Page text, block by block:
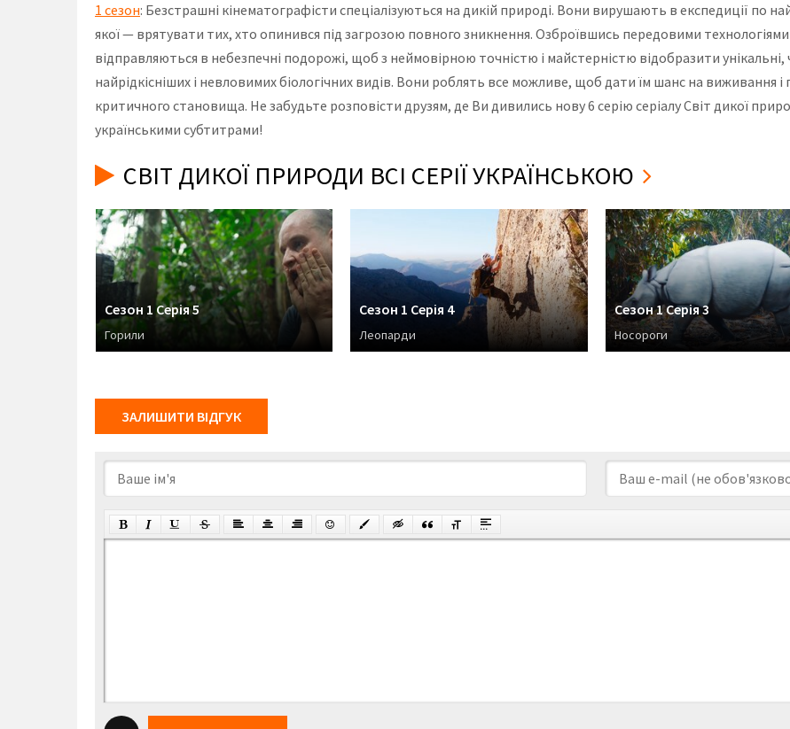
1 сезон: Безстрашні кінематографісти спеціалізуються на дикій природі. Вони вирушають в експедиції по
якої — врятувати тих, хто опинився під загрозою повного зникнення. Озброївшись передовими
відправляються в небезпечні подорожі, щоб з неймовірною точністю і майстерністю відобразити
найрідкісніших і невловимих біологічних видів. Вони роблять все можливе, щоб дати їм шанс на виживання і
критичного становища. Не забудьте розповісти друзям, де Ви дивились нову 6 серію серіалу Світ дикої
українськими субтитрами!
СВІТ ДИКОЇ ПРИРОДИ ВСІ СЕРІЇ УКРАЇНСЬКОЮ
Сезон 1 Серія 5
Горили
Сезон 1 Серія 4
Леопарди
Сезон 1 Серія 3
Носороги
ЗАЛИШИТИ ВІДГУК